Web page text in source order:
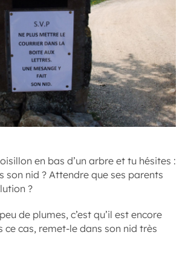
en bas d’un arbre et tu hésites :
son nid ? Attendre que ses parents
?
de plumes, c’est qu’il est encore
ce cas, remet-le dans son nid très